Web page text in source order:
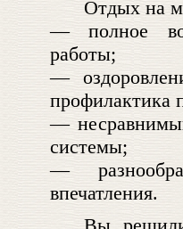
Отдых на
— полное
работы;
—
профилактика
—
системы;
—
впечатления.